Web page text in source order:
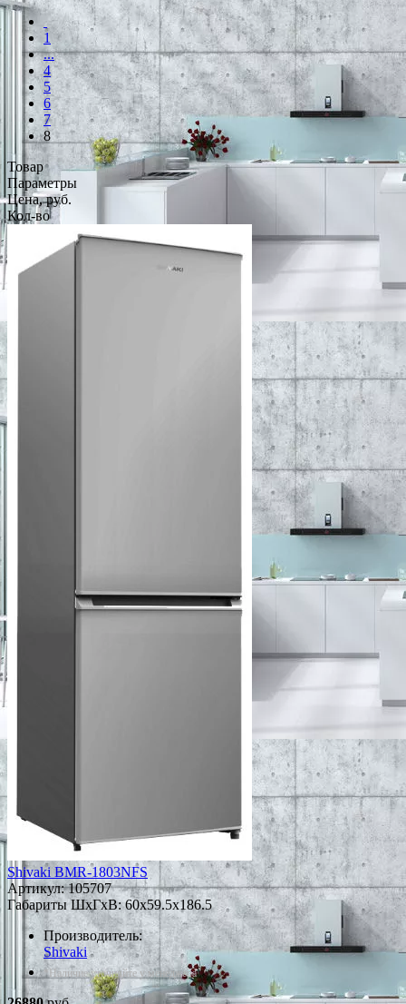
1
...
4
5
6
7
8
Товар
Параметры
Цена, руб.
Кол-во
Shivaki BMR-1803NFS
Артикул:105707
Габариты ШxГxВ: 60x59.5x186.5
Производитель:
Shivaki
*Наличие уточняйте у менеджера